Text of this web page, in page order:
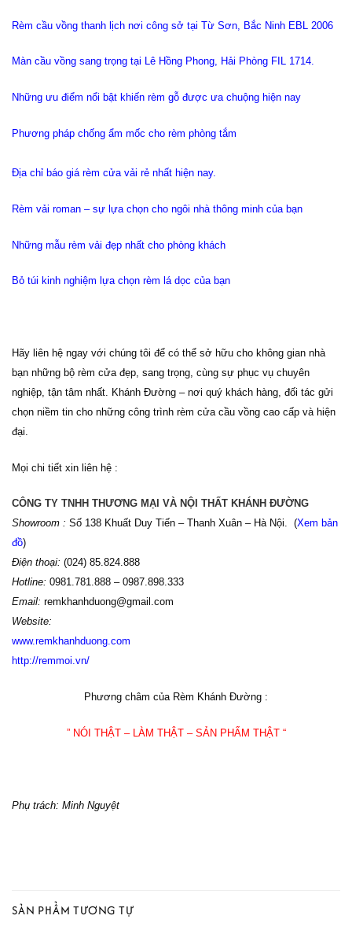
Rèm cầu vồng thanh lịch nơi công sở tại Từ Sơn, Bắc Ninh EBL 2006
Màn cầu vồng sang trọng tại Lê Hồng Phong, Hải Phòng FIL 1714.
Những ưu điểm nổi bật khiến rèm gỗ được ưa chuộng hiện nay
Phương pháp chống ẩm mốc cho rèm phòng tắm
Địa chỉ báo giá rèm cửa vải rẻ nhất hiện nay.
Rèm vải roman – sự lựa chọn cho ngôi nhà thông minh của bạn
Những mẫu rèm vải đẹp nhất cho phòng khách
Bỏ túi kinh nghiệm lựa chọn rèm lá dọc của bạn
Hãy liên hệ ngay với chúng tôi để có thể sở hữu cho không gian nhà
bạn những bộ rèm cửa đẹp, sang trọng, cùng sự phục vụ chuyên
nghiệp, tận tâm nhất. Khánh Đường – nơi quý khách hàng, đối tác gửi
chọn niềm tin cho những công trình rèm cửa cầu vồng cao cấp và hiện
đại.
Mọi chi tiết xin liên hệ :
CÔNG TY TNHH THƯƠNG MẠI VÀ NỘI THẤT KHÁNH ĐƯỜNG
Showroom : Số 138 Khuất Duy Tiến – Thanh Xuân – Hà Nội. (Xem bản
đồ)
Điện thoại: (024) 85.824.888
Hotline: 0981.781.888 – 0987.898.333
Email: remkhanhduong@gmail.com
Website:
www.remkhanhduong.com
http://remmoi.vn/
Phương châm của Rèm Khánh Đường :
” NÓI THẬT – LÀM THẬT – SẢN PHẨM THẬT “
Phụ trách: Minh Nguyệt
SẢN PHẨM TƯƠNG TỰ